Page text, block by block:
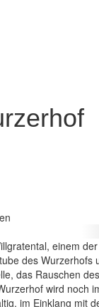
einem der
des Wurzerhofs
das Rauschen
wird noch
im Einklang mit